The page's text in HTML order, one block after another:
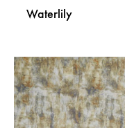
Waterlily